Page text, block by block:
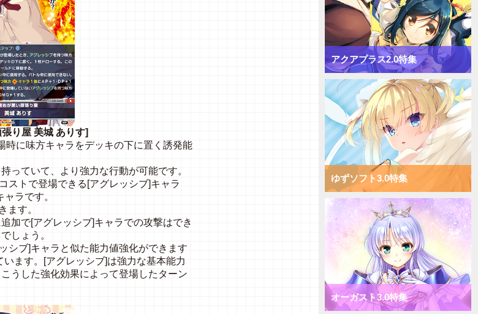
アクアプラス2.0特集
ゆずソフト3.0特集
オーガスト3.0特集
り屋 美城 ありす]
時に味方キャラをデッキの下に置く誘発能
っていて、より強力な行動が可能です。
ストで登場できる[アグレッシブ]キャラ
ラです。
ます。
加で[アグレッシブ]キャラでの攻撃はでき
しょう。
シブ]キャラと似た能力値強化ができます
ます。[アグレッシブ]は強力な基本能力
うした強化効果によって登場したターン